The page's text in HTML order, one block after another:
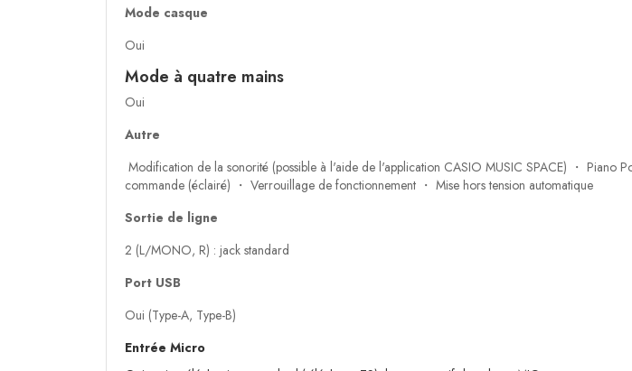
Mode casque
Oui
Mode à quatre mains
Oui
Autre
Modification de la sonorité (possible à l'aide de l'application CASIO MUSIC SPACE) ・ Piano
commande (éclairé) ・ Verrouillage de fonctionnement ・ Mise hors tension automatique
Sortie de ligne
2 (L/MONO, R) : jack standard
Port USB
Oui (Type-A, Type-B)
Entrée Micro